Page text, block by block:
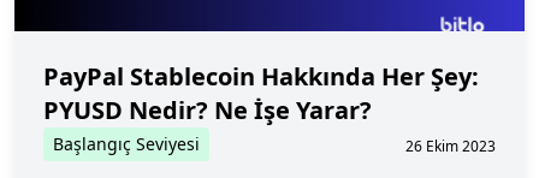
PayPal Stablecoin Hakkında Her Şey:
PYUSD Nedir? Ne İşe Yarar?
Başlangıç Seviyesi 26 Ekim 2023